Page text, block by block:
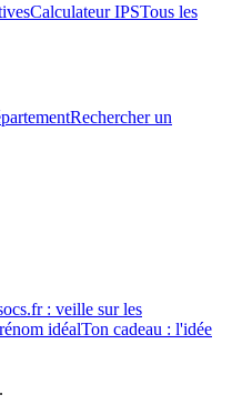
Calculateur IPSTous les
Rechercher un
: veille sur les
idéalTon cadeau : l'idée